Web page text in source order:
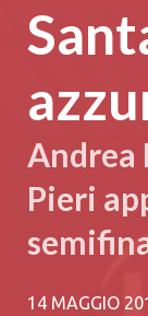
Andrea
Pieri
14 MAGGIO